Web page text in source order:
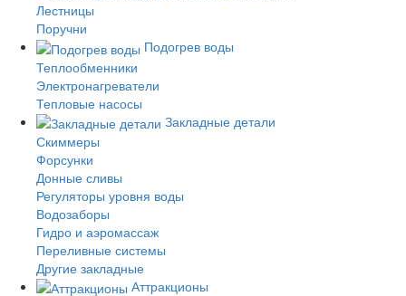
Лестницы
Поручни
Подогрев воды
Теплообменники
Электронагреватели
Тепловые насосы
Закладные детали
Скиммеры
Форсунки
Донные сливы
Регуляторы уровня воды
Водозаборы
Гидро и аэромассаж
Переливные системы
Другие закладные
Аттракционы